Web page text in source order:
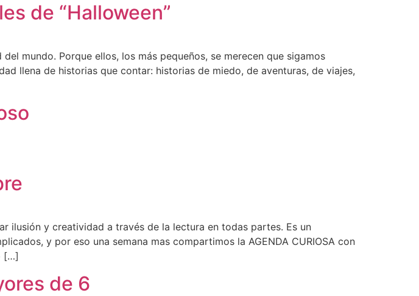
de “Halloween”
mundo. Porque ellos, los más pequeños, se merecen que sigamos
llena de historias que contar: historias de miedo, de aventuras, de viajes,
ilusión y creatividad a través de la lectura en todas partes. Es un
y por eso una semana mas compartimos la AGENDA CURIOSA con
[…]
de 6